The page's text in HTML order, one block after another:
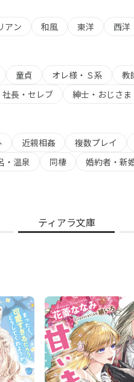
アン 和風 東洋 西洋
童貞 オレ様・Ｓ系 教
社長・セレブ 紳士・おじさま
近親相姦 複数プレイ
・温泉 同棲 婚約者・新
ティアラ文庫